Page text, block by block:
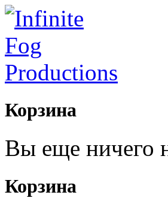
Корзина
Вы еще ничего
Корзина